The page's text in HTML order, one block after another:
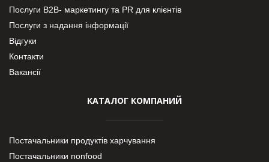
Послуги В2В- маркетингу та PR для клієнтів
Послуги з надання інформації
Відгуки
Контакти
Вакансії
КАТАЛОГ КОМПАНИЙ
Постачальники продуктів харчування
Постачальники nonfood